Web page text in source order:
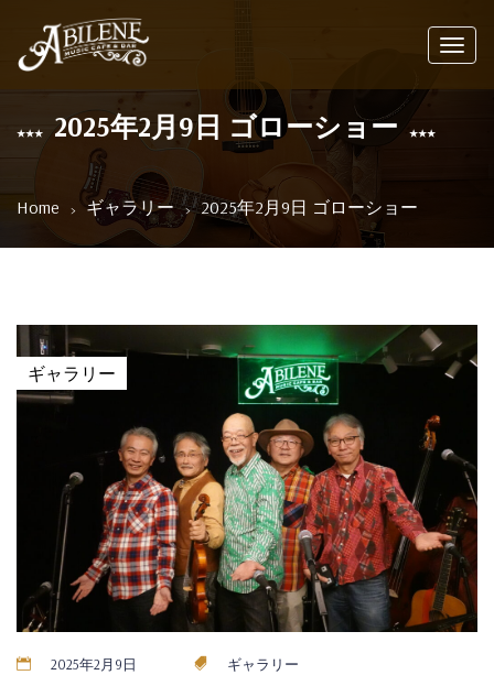
2025年2月9日 ゴローショー
Home ギャラリー 2025年2月9日 ゴローショー
ギャラリー
2025年2月9日 ギャラリー